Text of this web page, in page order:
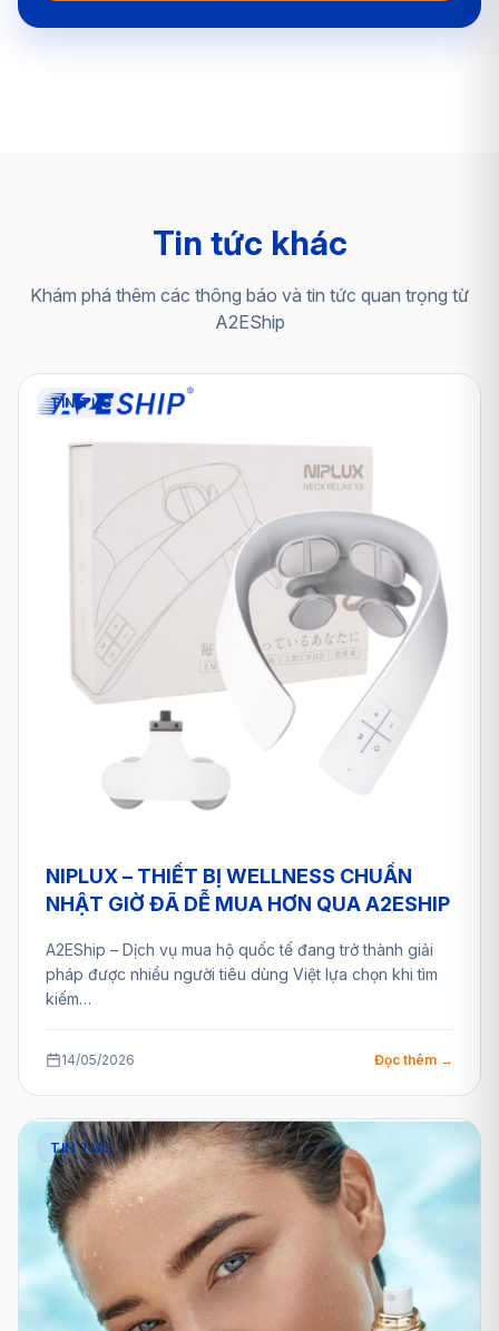
Tin tức khác
Khám phá thêm các thông báo và tin tức quan trọng từ
A2EShip
TIN TỨC
NIPLUX – THIẾT BỊ WELLNESS CHUẨN
NHẬT GIỜ ĐÃ DỄ MUA HƠN QUA A2ESHIP
A2EShip – Dịch vụ mua hộ quốc tế đang trở thành giải
pháp được nhiều người tiêu dùng Việt lựa chọn khi tìm
kiếm…
14/05/2026 Đọc thêm →
TIN TỨC